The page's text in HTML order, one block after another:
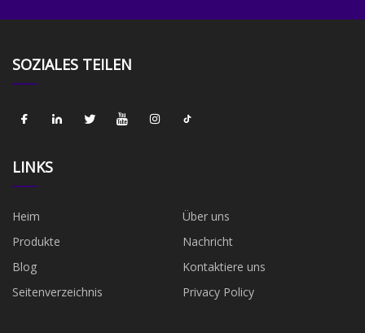
SOZIALES TEILEN
LINKS
Heim
Über uns
Produkte
Nachricht
Blog
Kontaktiere uns
Seitenverzeichnis
Privacy Policy